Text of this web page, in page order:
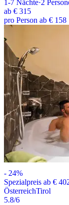
1-7 Nächte·2
ab € 315
pro Person ab € 158
- 24%
Spezialpreis ab €
ÖsterreichTirol
5.8/6